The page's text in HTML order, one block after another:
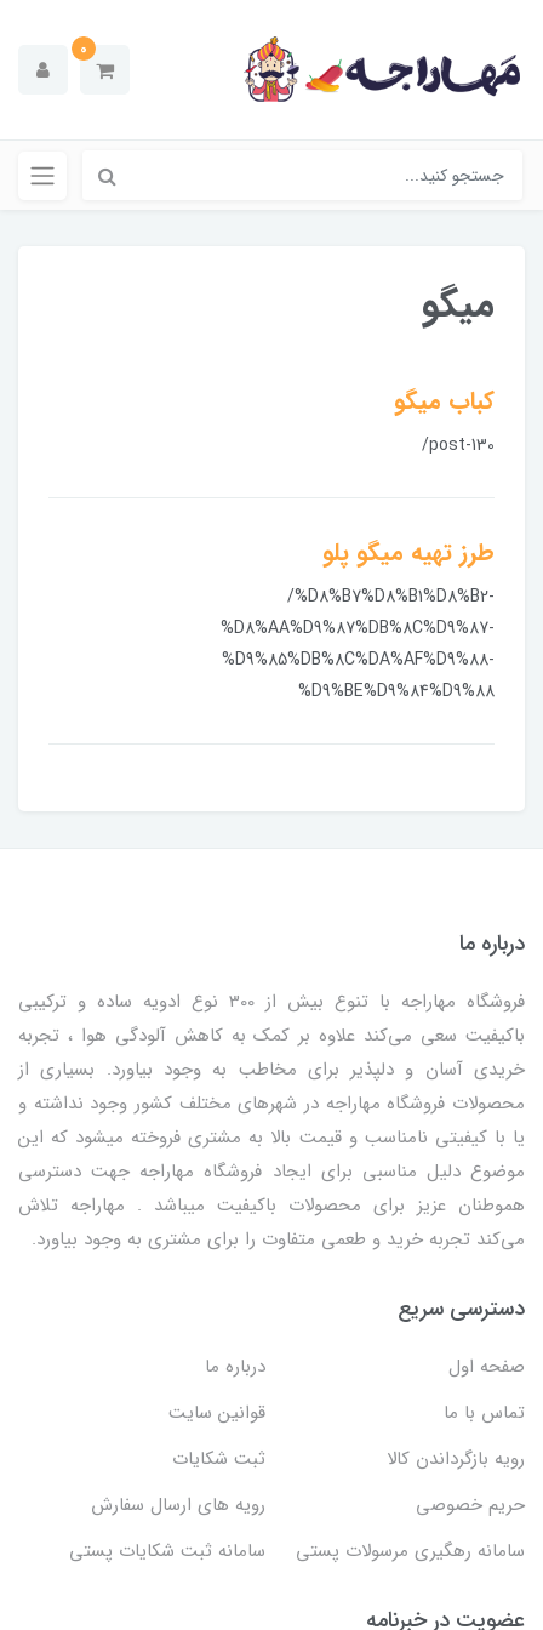
0
میگو
کباب میگو
/post-130
طرز تهیه میگو پلو
/%D8%B7%D8%B1%D8%B2-
%D8%AA%D9%87%DB%8C%D9%87-
%D9%85%DB%8C%DA%AF%D9%88-
%D9%BE%D9%84%D9%88
درباره ما
فروشگاه مهاراجه با تنوع بیش از 300 نوع ادویه ساده و ترکیبی
باکیفیت سعی می‌کند علاوه بر کمک به کاهش آلودگی هوا ، تجربه
خریدی آسان و دلپذیر برای مخاطب به وجود بیاورد. بسیاری از
محصولات فروشگاه مهاراجه در شهرهای مختلف کشور وجود نداشته و
یا با کیفیتی نامناسب و قیمت بالا به مشتری فروخته میشود که این
موضوع دلیل مناسبی برای ایجاد فروشگاه مهاراجه جهت دسترسی
هموطنان عزیز برای محصولات باکیفیت میباشد . مهاراجه تلاش
می‌کند تجربه خرید و طعمی متفاوت را برای مشتری به وجود بیاورد.
دسترسی سریع
صفحه اول
درباره ما
تماس با ما
قوانین سایت
رویه بازگرداندن کالا
ثبت شکایات
حریم خصوصی
رویه های ارسال سفارش
سامانه رهگیری مرسولات پستی
سامانه ثبت شکایات پستی
عضویت در خبرنامه